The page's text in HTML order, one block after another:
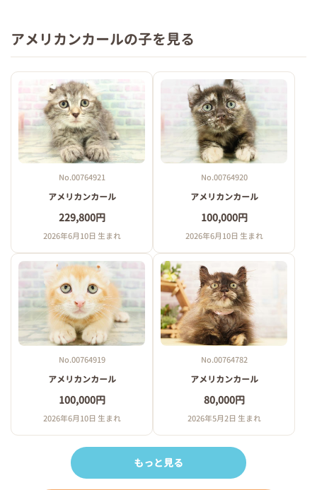
アメリカンカールの子を見る
No.00764921
アメリカンカール
229,800円
2026年6月10日 生まれ
No.00764920
アメリカンカール
100,000円
2026年6月10日 生まれ
No.00764919
アメリカンカール
100,000円
2026年6月10日 生まれ
No.00764782
アメリカンカール
80,000円
2026年5月2日 生まれ
もっと見る